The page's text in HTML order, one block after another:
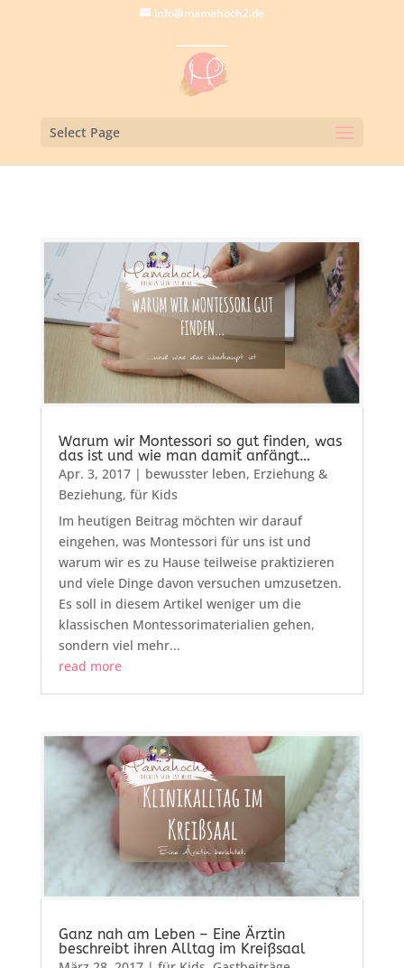
info@mamahoch2.de
Select Page
Warum wir Montessori so gut finden, was
das ist und wie man damit anfängt…
Apr. 3, 2017| bewusster leben, Erziehung &
Beziehung, für Kids
Im heutigen Beitrag möchten wir darauf
eingehen, was Montessori für uns ist und
warum wir es zu Hause teilweise praktizieren
und viele Dinge davon versuchen umzusetzen.
Es soll in diesem Artikel weniger um die
klassischen Montessorimaterialien gehen,
sondern viel mehr...
read more
Ganz nah am Leben – Eine Ärztin
beschreibt ihren Alltag im Kreißsaal